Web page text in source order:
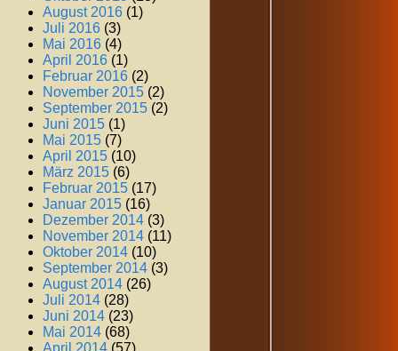
August 2016 (1)
Juli 2016 (3)
Mai 2016 (4)
April 2016 (1)
Februar 2016 (2)
November 2015 (2)
September 2015 (2)
Juni 2015 (1)
Mai 2015 (7)
April 2015 (10)
März 2015 (6)
Februar 2015 (17)
Januar 2015 (16)
Dezember 2014 (3)
November 2014 (11)
Oktober 2014 (10)
September 2014 (3)
August 2014 (26)
Juli 2014 (28)
Juni 2014 (23)
Mai 2014 (68)